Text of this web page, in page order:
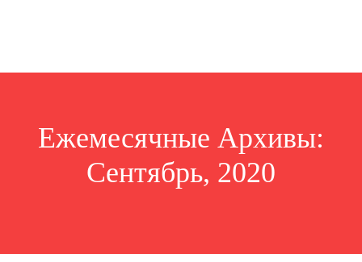
Ежемесячные Архивы:
Сентябрь, 2020